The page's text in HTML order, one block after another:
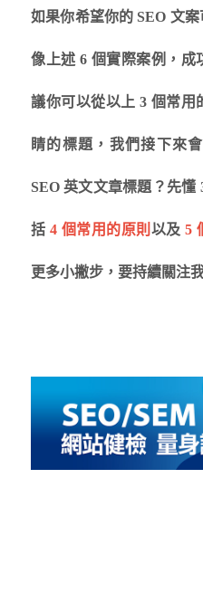
如果你希望你的 SEO 文
像上述 6 個實際案例，成
議你可以從以上 3 個常用
睛的標題，我們接下來
SEO 英文文章標題？先
括 4 個常用的原則 以及 5
更多小撇步，要持續關注